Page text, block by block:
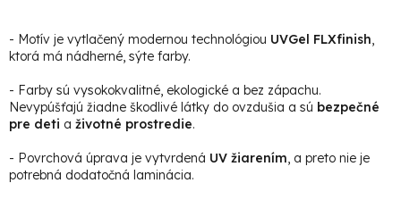
- Motív je vytlačený modernou technológiou UVGel FLXfinish,
ktorá má nádherné, sýte farby.
- Farby sú vysokokvalitné, ekologické a bez zápachu.
Nevypúšťajú žiadne škodlivé látky do ovzdušia a sú bezpečné
pre deti a životné prostredie.
- Povrchová úprava je vytvrdená UV žiarením, a preto nie je
potrebná dodatočná laminácia.